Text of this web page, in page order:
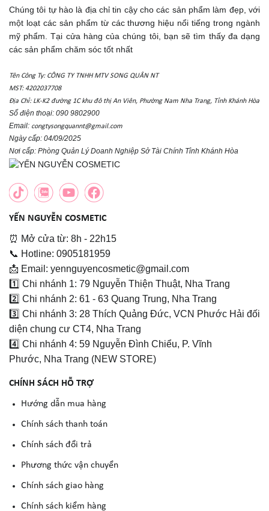
Chúng tôi tự hào là địa chỉ tin cậy cho các sản phẩm làm đẹp, với
một loạt các sản phẩm từ các thương hiệu nổi tiếng trong ngành
mỹ phẩm. Tại cửa hàng của chúng tôi, bạn sẽ tìm thấy đa dạng
các sản phẩm chăm sóc tốt nhất
Tên Công Ty: CÔNG TY TNHH MTV SONG QUÂN NT
MST: 4202037708
Địa Chỉ: LK-K2 đường 1C khu đô thị An Viên, Phường Nam Nha Trang, Tỉnh Khánh Hòa
Số điện thoại: 090 9802900
Email: congtysongquannt@gmail.com
Ngày cấp: 04/09/2025
Nơi cấp: Phòng Quản Lý Doanh Nghiệp Sở Tài Chính Tỉnh Khánh Hòa
YẾN NGUYỄN COSMETIC
⏰ Mở cửa từ: 8h - 22h15
📞 Hotline: 0905181959
📩 Email: yennguyencosmetic@gmail.com
1️⃣ Chi nhánh 1: 79 Nguyễn Thiện Thuật, Nha Trang
2️⃣ Chi nhánh 2: 61 - 63 Quang Trung, Nha Trang
3️⃣ Chi nhánh 3: 28 Thích Quảng Đức, VCN Phước Hải đối
diện chung cư CT4, Nha Trang
4️⃣ Chi nhánh 4: 59 Nguyễn Đình Chiểu, P. Vĩnh
Phước, Nha Trang (NEW STORE)
CHÍNH SÁCH HỖ TRỢ
Hướng dẫn mua hàng
Chính sách thanh toán
Chính sách đổi trả
Phương thức vận chuyển
Chính sách giao hàng
Chính sách kiểm hàng